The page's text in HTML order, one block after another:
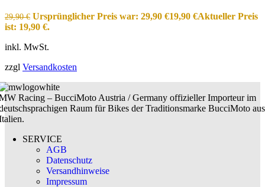
29,90€ Ursprünglicher Preis war: 29,90 €19,90 €Aktueller Preis
ist: 19,90 €.
inkl. MwSt.
zzgl Versandkosten
Racing – BucciMoto Austria / Germany offizieller Importeur im
Raum für Bikes der Traditionsmarke BucciMoto aus
SERVICE
AGB
Datenschutz
Versandhinweise
Impressum